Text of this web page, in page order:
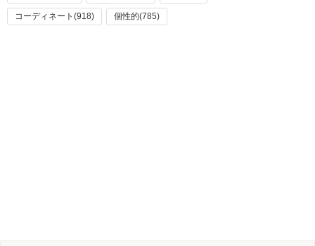
コーディネート(918) 個性的(785)